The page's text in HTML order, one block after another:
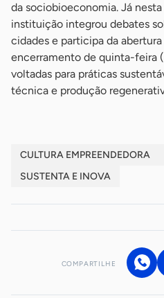
da sociobioeconomia. Já
instituição integrou debates
cidades e participa da
encerramento de quinta-feira
voltadas para práticas
técnica e produção
CULTURA EMPREENDEDORA
SUSTENTA E INOVA
COMPARTILHE